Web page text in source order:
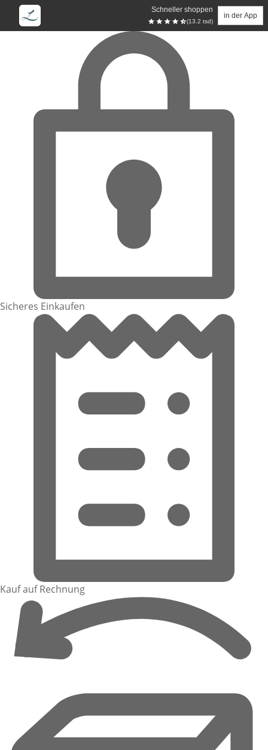
Schneller shoppen
(13.2 tsd)
in der App
Zum Hauptinhalt springen
Sicheres Einkaufen
Kauf auf Rechnung